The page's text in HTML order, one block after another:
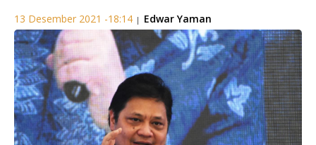
13 Desember 2021 -18:14 | Edwar Yaman